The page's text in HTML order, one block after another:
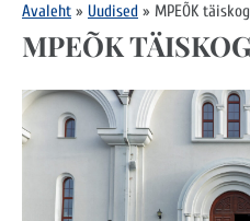
Avaleht » Uudised » MPEÕK
MPEÕK